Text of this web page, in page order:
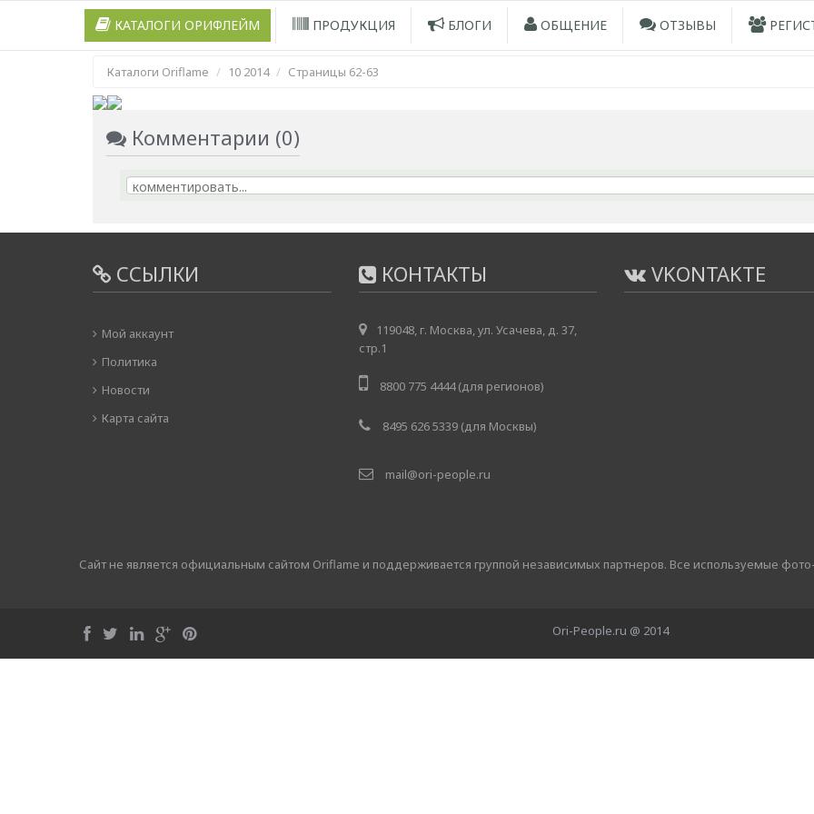
КАТАЛОГИ ОРИФЛЕЙМ ПРОДУКЦИЯ БЛОГИ ОБЩЕНИЕ ОТЗЫВЫ
Каталоги Oriflame 10 2014 Страницы 62-63
Комментарии (0)
ССЫЛКИ
Мой аккаунт
Политика
Новости
Карта сайта
КОНТАКТЫ
119048, г. Москва, ул. Усачева, д. 37,
стр.1
8800 775 4444 (для регионов)
8495 626 5339 (для Москвы)
mail@ori-people.ru
VKONTAKTE
Сайт не является официальным сайтом Oriflame и поддерживается группой независимых партнеров. Все используемые
Ori-People.ru @ 2014